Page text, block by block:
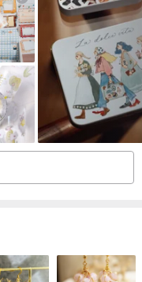
= 共 40 張 +贈送小卡 1
架新商品時，我會發送通
我的作品的支持，我現
激。由於我會親自處理
此可能無法即時回覆。但